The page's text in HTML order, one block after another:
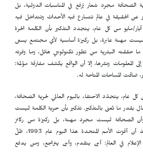
الصحافة مجرد شعار يُرفع في المناسبات الدولية، بل
الحقيقة في عالم تتسارع فيه الأحداث وتتداخل فيه
مايو من كل عام، يتجدد التذكير بأن الكلمة الحرة
مهنة عابرة، بل ركيزة أساسية لأي مجتمع يسعى
ما حققته البشرية من تطور تكنولوجي هائل، وما وفرته
المعلومات ونشرها، إلا أن الواقع يكشف مفارقة مؤلمة:
ضاقت المساحات المتاحة له.
عام، يتجدّد الاحتفاء باليوم العالمي لحرية الصحافة،
بقدر ما تُعنى بالتذكير. تذكير بأن حرية الكلمة ليست
وأن الصحافة ليست مجرد مهنة، بل ركيزة من ركائز
المجتمع الديمقراطي. ومنذ أن أقرّت الأمم المتحدة هذا اليوم عام 1993، ظلّ
في العالم: أين يتقدم، وأين يتراجع، ومن يدفع